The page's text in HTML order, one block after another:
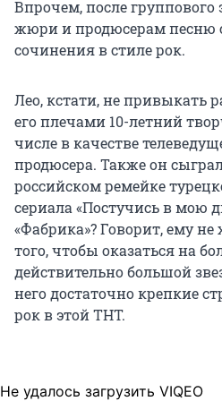
Впрочем, после группового
жюри и продюсерам песню
сочинения в стиле рок.
Лео, кстати, не привыкать
его плечами 10-летний
числе в качестве
продюсера. Также он
российском ремейке
сериала «Постучись в мою
«Фабрика»? Говорит, ему
того, чтобы оказаться на
действительно большой
него достаточно крепкие
рок в этой ТНТ.
Не удалось загрузить VIQEO